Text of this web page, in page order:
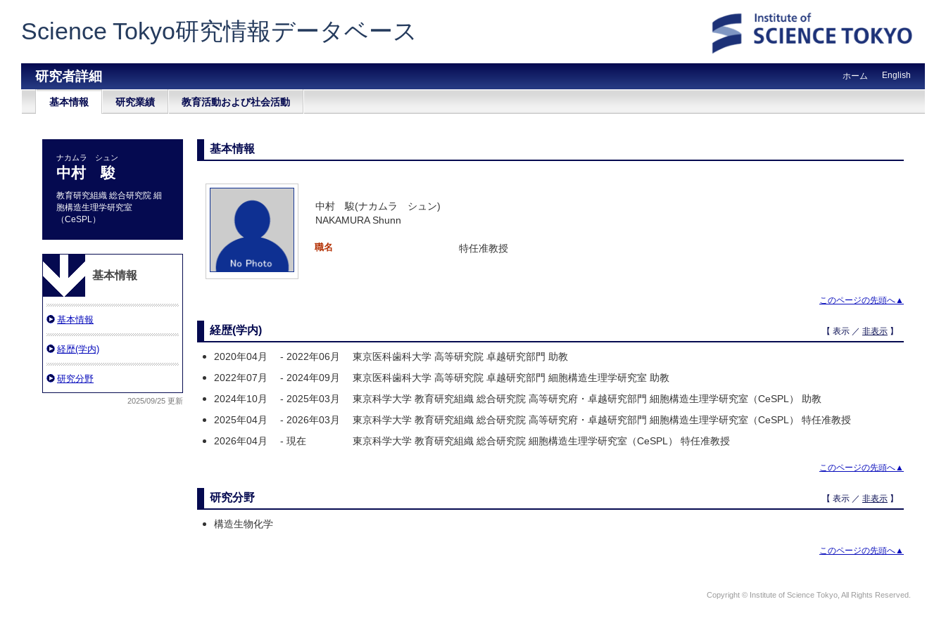
Science Tokyo研究情報データベース
研究者詳細 ホーム English
基本情報 研究業績 教育活動および社会活動
ナカムラ シュン
中村 駿
教育研究組織 総合研究院 細
胞構造生理学研究室
（CeSPL）
基本情報
基本情報
経歴(学内)
研究分野
2025/09/25 更新
基本情報
中村 駿(ナカムラ シュン)
NAKAMURA Shunn
職名 特任准教授
このページの先頭へ▲
経歴(学内) 【 表示 ／ 非表示 】
2020年04月 - 2022年06月
東京医科歯科大学 高等研究院 卓越研究部門 助教
2022年07月
- 2024年09月
東京医科歯科大学 高等研究院 卓越研究部門 細胞構造生理学研究室 助教
2024年10月
- 2025年03月
東京科学大学 教育研究組織 総合研究院 高等研究府・卓越研究部門 細胞構造生理学研究室（CeSPL） 助教
2025年04月
- 2026年03月
東京科学大学 教育研究組織 総合研究院 高等研究府・卓越研究部門 細胞構造生理学研究室（CeSPL） 特任准教授
2026年04月
- 現在 東京科学大学 教育研究組織 総合研究院 細胞構造生理学研究室（CeSPL） 特任准教授
このページの先頭へ▲
研究分野 【 表示 ／ 非表示 】
構造生物化学
このページの先頭へ▲
Copyright © Institute of Science Tokyo, All Rights Reserved.